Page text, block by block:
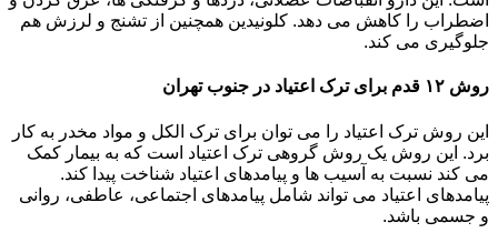
اضطراب را کاهش می دهد. کلونیدین همچنین از تشنج و لرزش هم
جلوگیری می کند.
روش ۱۲ قدم برای ترک اعتیاد در جنوب تهران
این روش ترک اعتیاد را می توان برای ترک الکل و مواد مخدر به کار
برد. این روش یک روش گروهی ترک اعتیاد است که به بیمار کمک
می کند نسبت به آسیب ها و پیامدهای اعتیاد شناخت پیدا کند.
پیامدهای اعتیاد می تواند شامل پیامدهای اجتماعی، عاطفی، روانی
و جسمی باشد.